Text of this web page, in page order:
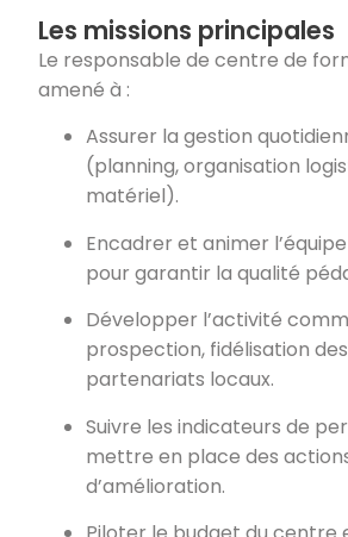
Les missions principales
Le responsable de centre de
amené à :
Assurer la gestion
(planning, organisation
matériel).
Encadrer et animer
pour garantir la qualité
Développer l’activité
prospection, fidélisation
partenariats locaux.
Suivre les indicateurs de
mettre en place des
d’amélioration.